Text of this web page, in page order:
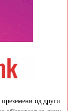
од други